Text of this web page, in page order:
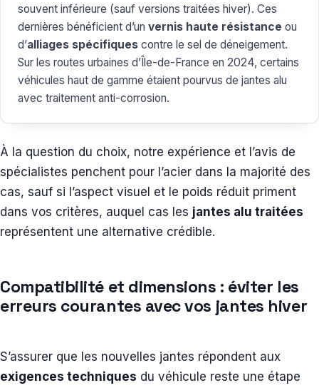
souvent inférieure (sauf versions traitées hiver). Ces
dernières bénéficient d’un vernis haute résistance ou
d’alliages spécifiques contre le sel de déneigement.
Sur les routes urbaines d’Île-de-France en 2024, certains
véhicules haut de gamme étaient pourvus de jantes alu
avec traitement anti-corrosion.
À la question du choix, notre expérience et l’avis de
spécialistes penchent pour l’acier dans la majorité des
cas, sauf si l’aspect visuel et le poids réduit priment
dans vos critères, auquel cas les jantes alu traitées
représentent une alternative crédible.
Compatibilité et dimensions : éviter les
erreurs courantes avec vos jantes hiver
S’assurer que les nouvelles jantes répondent aux
exigences techniques du véhicule reste une étape